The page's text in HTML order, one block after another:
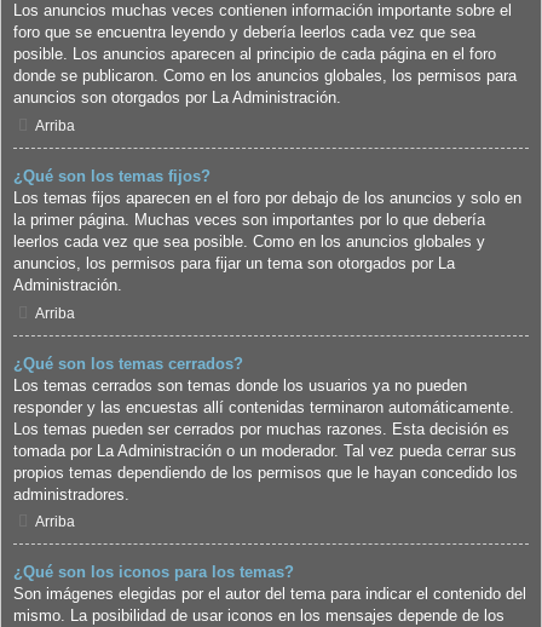
Los anuncios muchas veces contienen información importante sobre el
foro que se encuentra leyendo y debería leerlos cada vez que sea
posible. Los anuncios aparecen al principio de cada página en el foro
donde se publicaron. Como en los anuncios globales, los permisos para
anuncios son otorgados por La Administración.
Arriba
¿Qué son los temas fijos?
Los temas fijos aparecen en el foro por debajo de los anuncios y solo en
la primer página. Muchas veces son importantes por lo que debería
leerlos cada vez que sea posible. Como en los anuncios globales y
anuncios, los permisos para fijar un tema son otorgados por La
Administración.
Arriba
¿Qué son los temas cerrados?
Los temas cerrados son temas donde los usuarios ya no pueden
responder y las encuestas allí contenidas terminaron automáticamente.
Los temas pueden ser cerrados por muchas razones. Esta decisión es
tomada por La Administración o un moderador. Tal vez pueda cerrar sus
propios temas dependiendo de los permisos que le hayan concedido los
administradores.
Arriba
¿Qué son los iconos para los temas?
Son imágenes elegidas por el autor del tema para indicar el contenido del
mismo. La posibilidad de usar iconos en los mensajes depende de los